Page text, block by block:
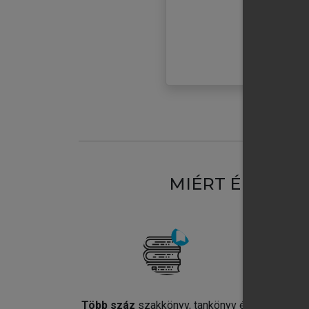
MIÉRT
Több száz szakkönyv, tankönyv és